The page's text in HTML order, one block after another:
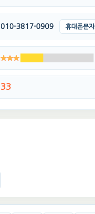
010-3817-0909 휴대폰문
33